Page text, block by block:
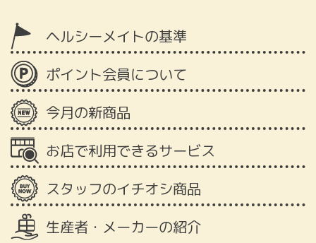
ヘルシーメイトの基準
ポイント会員について
今月の新商品
お店で利用できるサービス
スタッフのイチオシ商品
生産者・メーカーの紹介